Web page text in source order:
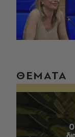
ΘΕΜΑΤΑ